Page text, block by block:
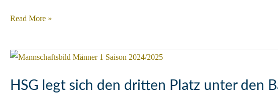
Galavorstellung
Gerhausen
Read More »
HSG legt sich den dritten Platz unter den